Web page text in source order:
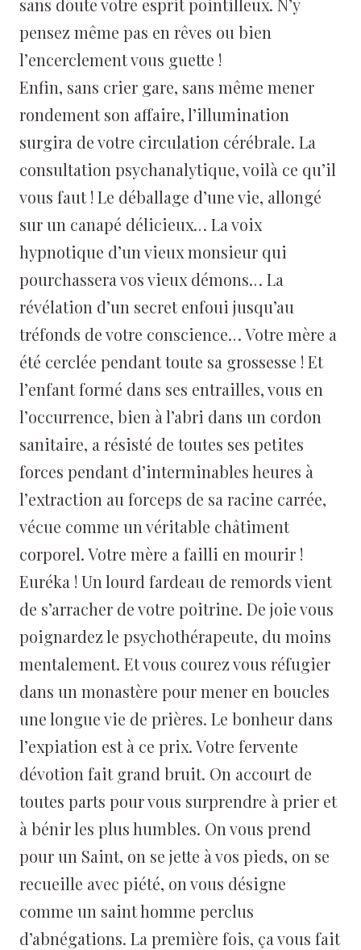
pensez même pas en rêves ou bien
l’encerclement vous guette !
Enfin, sans crier gare, sans même mener
rondement son affaire, l’illumination
surgira de votre circulation cérébrale. La
consultation psychanalytique, voilà ce qu’il
vous faut ! Le déballage d’une vie, allongé
sur un canapé délicieux… La voix
hypnotique d’un vieux monsieur qui
pourchassera vos vieux démons… La
révélation d’un secret enfoui jusqu’au
tréfonds de votre conscience… Votre mère a
été cerclée pendant toute sa grossesse ! Et
l’enfant formé dans ses entrailles, vous en
l’occurrence, bien à l’abri dans un cordon
sanitaire, a résisté de toutes ses petites
forces pendant d’interminables heures à
l’extraction au forceps de sa racine carrée,
vécue comme un véritable châtiment
corporel. Votre mère a failli en mourir !
Euréka ! Un lourd fardeau de remords vient
de s’arracher de votre poitrine. De joie vous
poignardez le psychothérapeute, du moins
mentalement. Et vous courez vous réfugier
dans un monastère pour mener en boucles
une longue vie de prières. Le bonheur dans
l’expiation est à ce prix. Votre fervente
dévotion fait grand bruit. On accourt de
toutes parts pour vous surprendre à prier et
à bénir les plus humbles. On vous prend
pour un Saint, on se jette à vos pieds, on se
recueille avec piété, on vous désigne
comme un saint homme perclus
d’abnégations. La première fois, ça vous fait